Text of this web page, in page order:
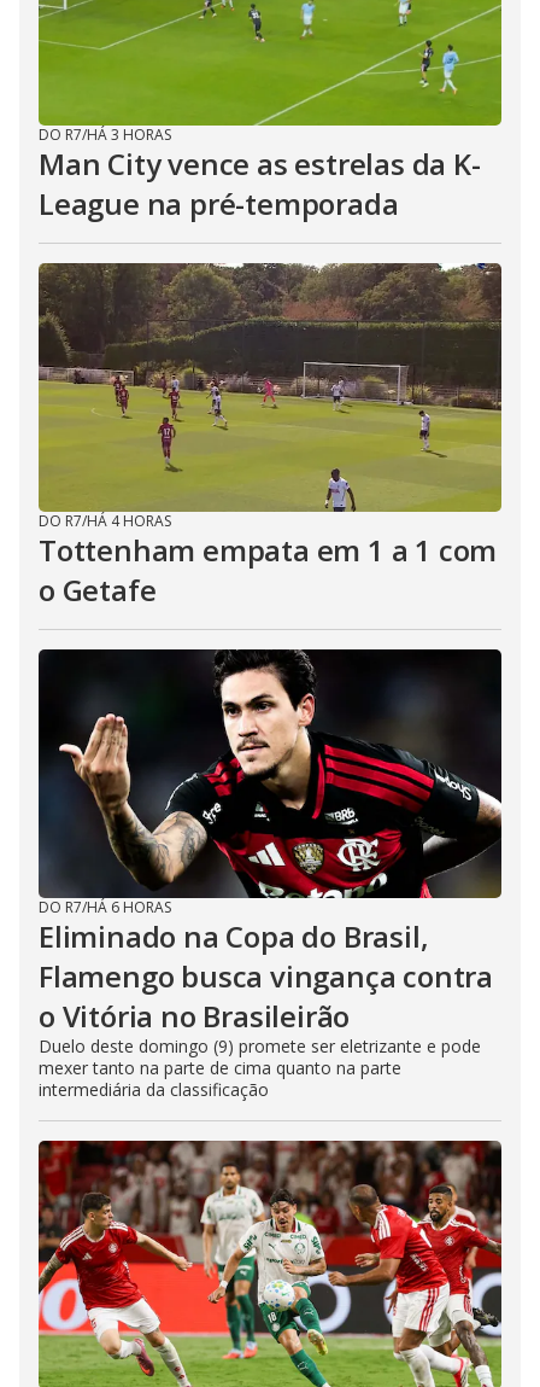
DO R7/HÁ 3 HORAS
Man City vence as estrelas da K-
League na pré-temporada
DO R7/HÁ 4 HORAS
Tottenham empata em 1 a 1 com
o Getafe
DO R7/HÁ 6 HORAS
Eliminado na Copa do Brasil,
Flamengo busca vingança contra
o Vitória no Brasileirão
Duelo deste domingo (9) promete ser eletrizante e pode
mexer tanto na parte de cima quanto na parte
intermediária da classificação